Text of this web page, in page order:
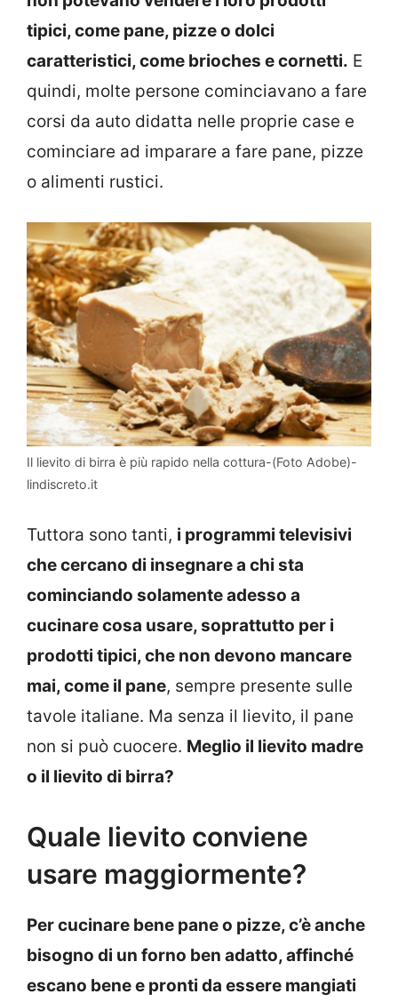
tipici, come pane, pizze o dolci
caratteristici, come brioches e cornetti. E
quindi, molte persone cominciavano a fare
corsi da auto didatta nelle proprie case e
cominciare ad imparare a fare pane, pizze
o alimenti rustici.
Il lievito di birra è più rapido nella cottura-(Foto Adobe)-
lindiscreto.it
Tuttora sono tanti, i programmi televisivi
che cercano di insegnare a chi sta
cominciando solamente adesso a
cucinare cosa usare, soprattutto per i
prodotti tipici, che non devono mancare
mai, come il pane, sempre presente sulle
tavole italiane. Ma senza il lievito, il pane
non si può cuocere. Meglio il lievito madre
o il lievito di birra?
Quale lievito conviene
usare maggiormente?
Per cucinare bene pane o pizze, c’è anche
bisogno di un forno ben adatto, affinché
escano bene e pronti da essere mangiati